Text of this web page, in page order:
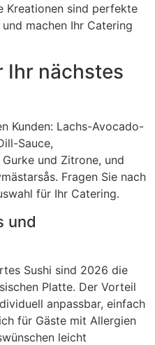
Kreationen sind perfekte
machen Ihr Catering
Ihr nächstes
Kunden: Lachs-Avocado-
Sauce,
und Zitrone, und
Fragen Sie nach
für Ihr Catering.
und
Sushi sind 2026 die
Platte. Der Vorteil
anpassbar, einfach
für Gäste mit Allergien
leicht